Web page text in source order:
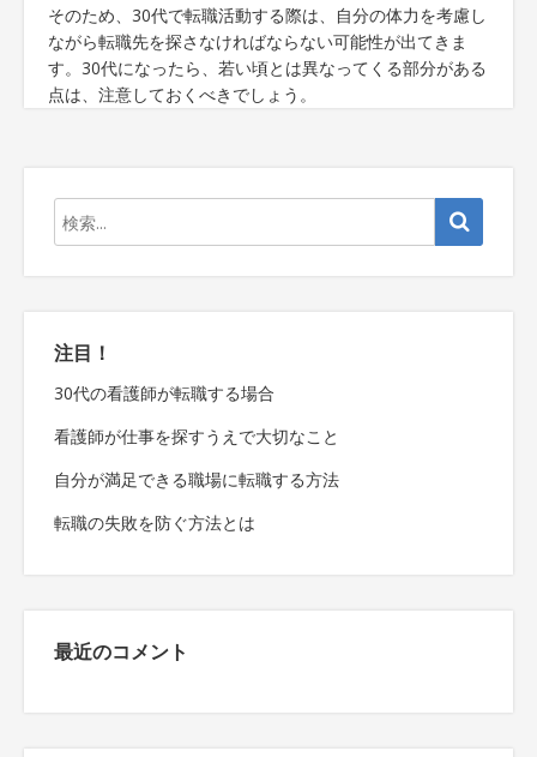
そのため、30代で転職活動する際は、自分の体力を考慮し
ながら転職先を探さなければならない可能性が出てきま
す。30代になったら、若い頃とは異なってくる部分がある
点は、注意しておくべきでしょう。
注目！
30代の看護師が転職する場合
看護師が仕事を探すうえで大切なこと
自分が満足できる職場に転職する方法
転職の失敗を防ぐ方法とは
最近のコメント